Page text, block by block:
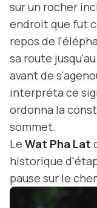
sur un rocher
endroit que fut
repos de
sa route
avant de
interpréta ce
ordonna la
sommet.
Le Wat Pha Lat
historique
pause sur le